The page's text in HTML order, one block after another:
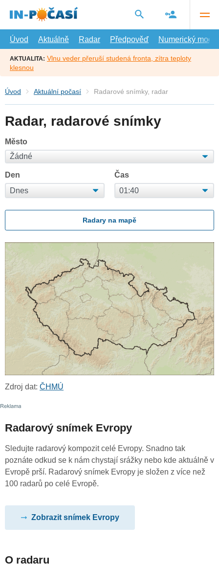
hlavní
Úvod
Aktuálně Radar Předpověď Numerický model
AKTUALITA: Vlnu veder přeruší studená fronta, zítra teploty
klesnou
Úvod Aktuální počasí Radarové snímky, radar
Radar, radarové snímky
Město
Den Čas
Radary na mapě
Zdroj dat: ČHMÚ
Radarový snímek Evropy
Sledujte radarový kompozit celé Evropy. Snadno tak
poznáte odkud se k nám chystají srážky nebo kde aktuálně v
Evropě prší. Radarový snímek Evropy je složen z více než
100 radarů po celé Evropě.
Zobrazit snímek Evropy
O radaru